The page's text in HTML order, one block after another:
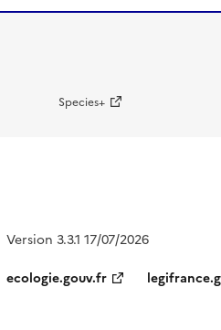
Species+
Version 3.3.1 17/07/2026
ecologie.gouv.fr